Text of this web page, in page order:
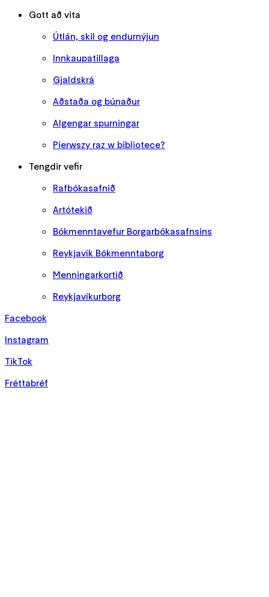
Gott að vita
Útlán, skil og endurnýjun
Innkaupatillaga
Gjaldskrá
Aðstaða og búnaður
Algengar spurningar
Pierwszy raz w bibliotece?
Tengdir vefir
Rafbókasafnið
Artótekið
Bókmenntavefur Borgarbókasafnsins
Reykjavík Bókmenntaborg
Menningarkortið
Reykjavíkurborg
Facebook
Instagram
TikTok
Fréttabréf